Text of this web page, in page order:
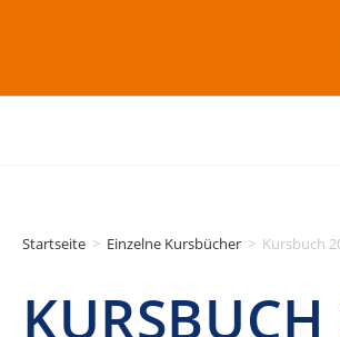
Startseite > Einzelne Kursbücher > Kursbuch